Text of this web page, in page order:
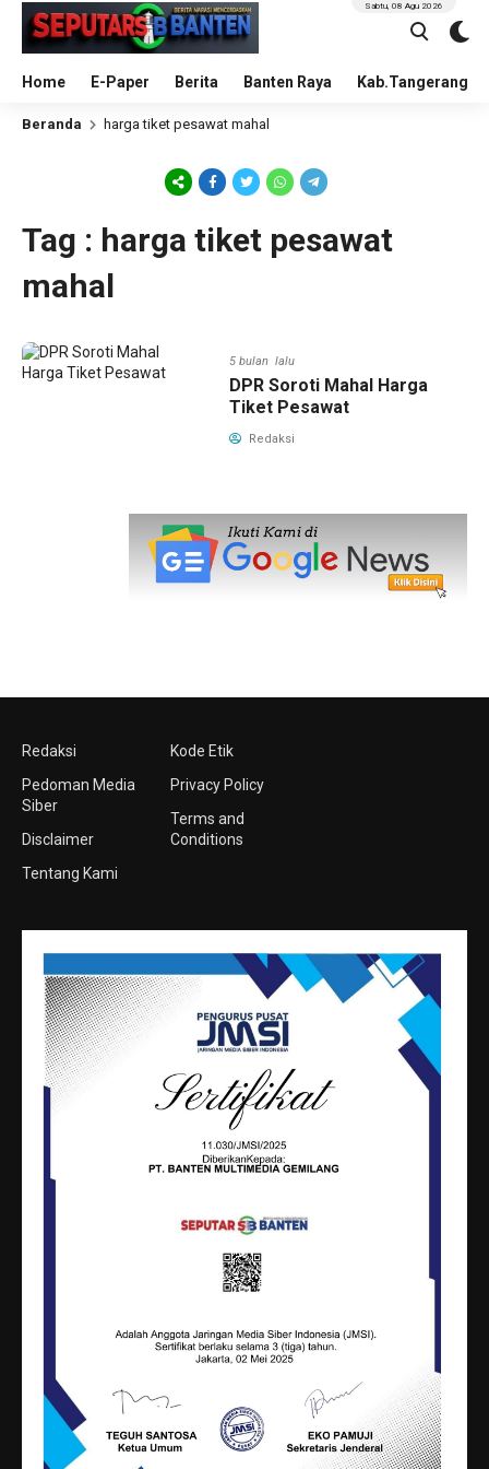
Home E-Paper Berita Banten Raya Kab.Tangerang
Sabtu, 08 Agu 2026
Beranda harga tiket pesawat mahal
Tag : harga tiket pesawat
mahal
5 bulan lalu
DPR Soroti Mahal Harga
Tiket Pesawat
Redaksi
Redaksi
Pedoman Media
Siber
Disclaimer
Tentang Kami
Kode Etik
Privacy Policy
Terms and
Conditions